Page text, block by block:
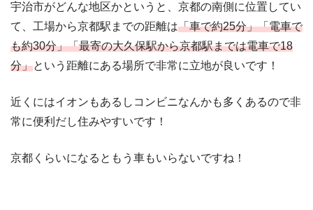
宇治市がどんな地区かというと、京都の南側に位置してい
て、工場から京都駅までの距離は「車で約25分」「電車で
も約30分」「最寄の大久保駅から京都駅までは電車で18
分」という距離にある場所で非常に立地が良いです！
近くにはイオンもあるしコンビニなんかも多くあるので非
常に便利だし住みやすいです！
京都くらいになるともう車もいらないですね！